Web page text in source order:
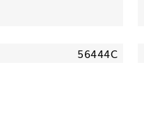
56444C